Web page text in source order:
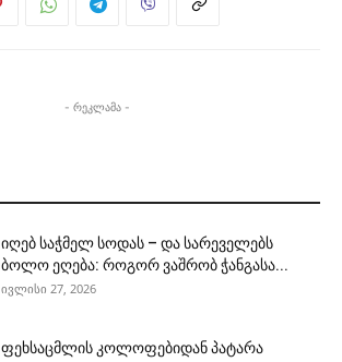
- რეკლამა -
იღებ საჭმელ სოდას – და სარეველებს
ბოლო ეღება: როგორ ვაშრობ ჭანგასა...
ივლისი 27, 2026
ფეხსაცმლის კოლოფებიდან პატარა